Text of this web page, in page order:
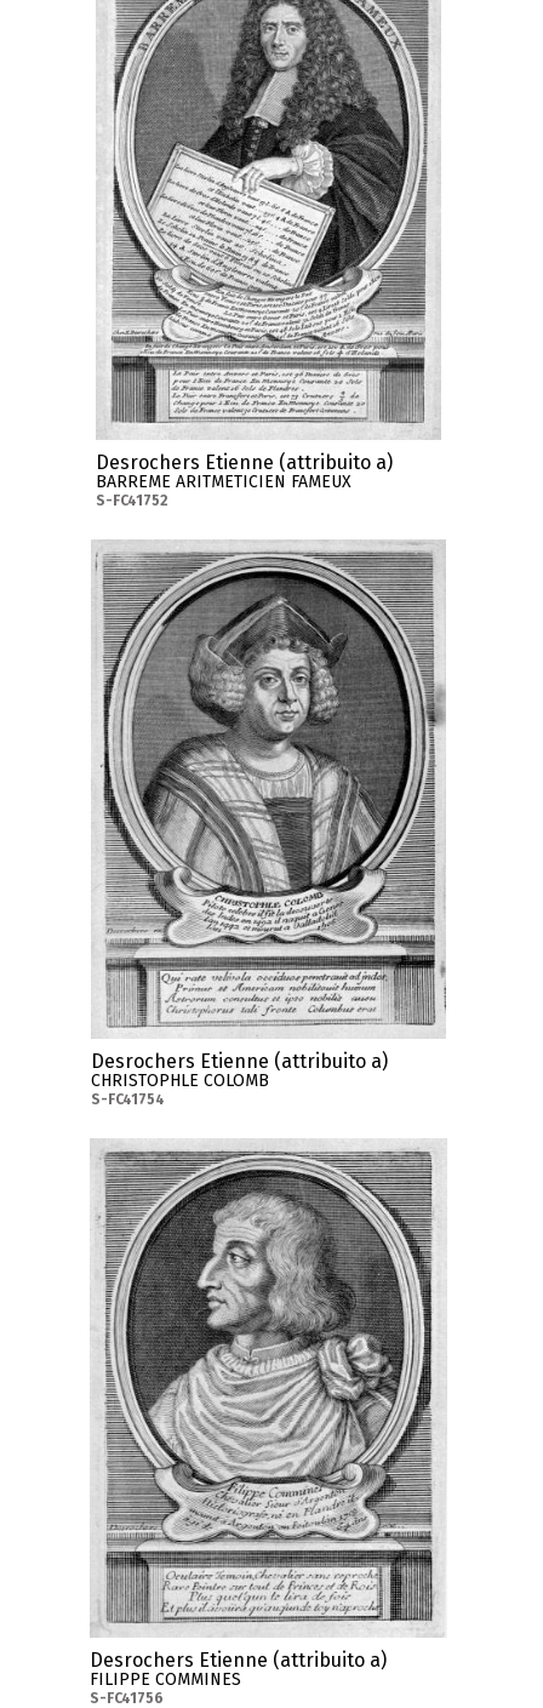
Desrochers Etienne (attribuito a)
BARREME ARITMETICIEN FAMEUX
S-FC41752
Desrochers Etienne (attribuito a)
CHRISTOPHLE COLOMB
S-FC41754
Desrochers Etienne (attribuito a)
FILIPPE COMMINES
S-FC41756